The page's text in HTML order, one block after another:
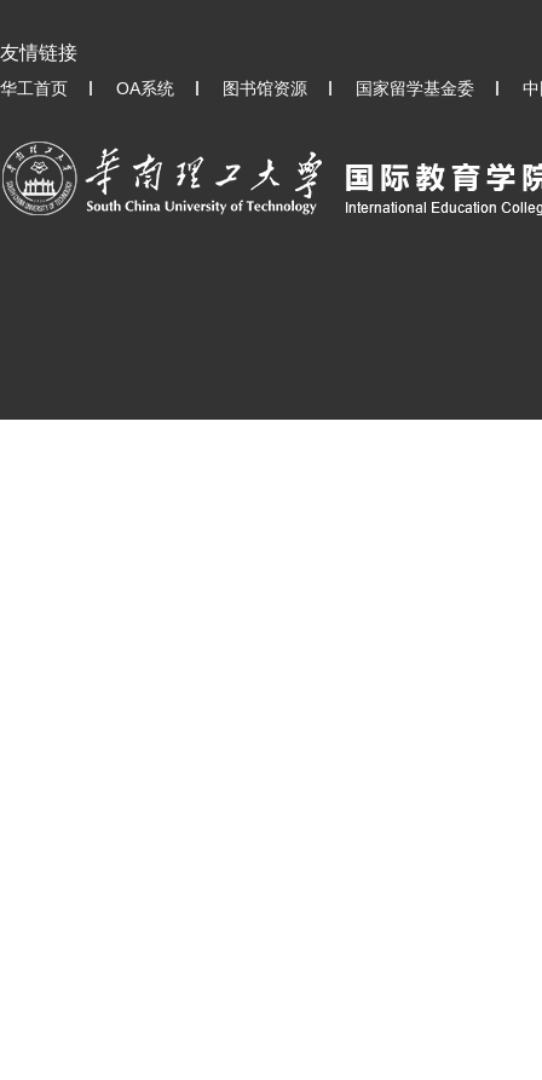
友情链接
华工首页 OA系统 图书馆资源 国家留学基金委